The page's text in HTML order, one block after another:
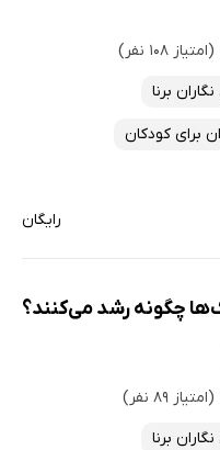
(امتیاز ۱۰۸ نفر)
برنا
برای کودکان
رایگان
چگونه رشد می‌کنند؟
(امتیاز ۸۹ نفر)
برنا